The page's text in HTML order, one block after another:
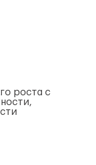
роста с